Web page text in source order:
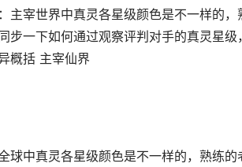
主宰世界中真灵各星级颜色是不一样的
步一下如何通过观察评判对手的真灵星
概括 主宰仙界
球中真灵各星级颜色是不一样的，熟练